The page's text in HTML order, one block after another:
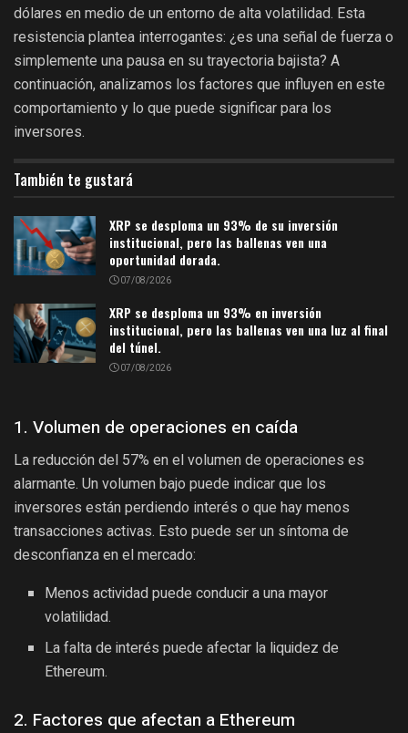
dólares en medio de un entorno de alta volatilidad. Esta
resistencia plantea interrogantes: ¿es una señal de fuerza o
simplemente una pausa en su trayectoria bajista? A
continuación, analizamos los factores que influyen en este
comportamiento y lo que puede significar para los
inversores.
También te gustará
XRP se desploma un 93% de su inversión
institucional, pero las ballenas ven una
oportunidad dorada.
07/08/2026
XRP se desploma un 93% en inversión
institucional, pero las ballenas ven una luz al final
del túnel.
07/08/2026
1. Volumen de operaciones en caída
La reducción del 57% en el volumen de operaciones es
alarmante. Un volumen bajo puede indicar que los
inversores están perdiendo interés o que hay menos
transacciones activas. Esto puede ser un síntoma de
desconfianza en el mercado:
Menos actividad puede conducir a una mayor
volatilidad.
La falta de interés puede afectar la liquidez de
Ethereum.
2. Factores que afectan a Ethereum